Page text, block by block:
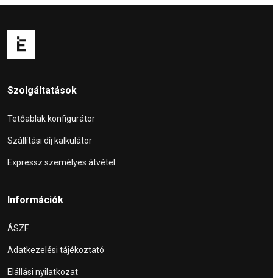
Szolgáltatások
Tetőablak konfigurátor
Szállítási díj kalkulátor
Expressz személyes átvétel
Információk
ÁSZF
Adatkezelési tájékoztató
Elállási nyilatkozat